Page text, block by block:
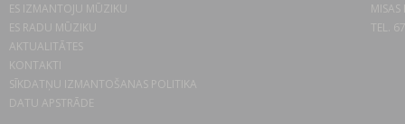
ES IZMANTOJU MŪZIKU
ES RADU MŪZIKU
AKTUALITĀTES
KONTAKTI
SĪKDATŅU IZMANTOŠANAS POLITIKA
DATU APSTRĀDE
TEL.